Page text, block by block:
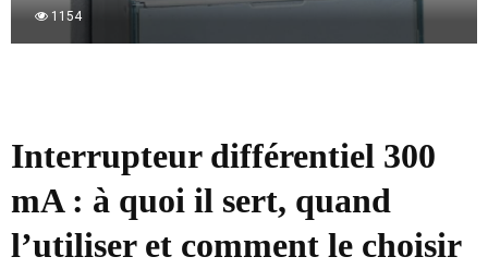
1154
Interrupteur différentiel 300
mA : à quoi il sert, quand
l’utiliser et comment le choisir